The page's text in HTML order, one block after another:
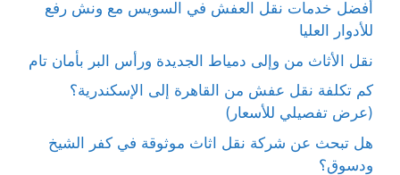
أفضل خدمات نقل العفش في السويس مع ونش رفع
للأدوار العليا
نقل الأثاث من وإلى دمياط الجديدة ورأس البر بأمان تام
كم تكلفة نقل عفش من القاهرة إلى الإسكندرية؟
(عرض تفصيلي للأسعار)
هل تبحث عن شركة نقل اثاث موثوقة في كفر الشيخ
ودسوق؟